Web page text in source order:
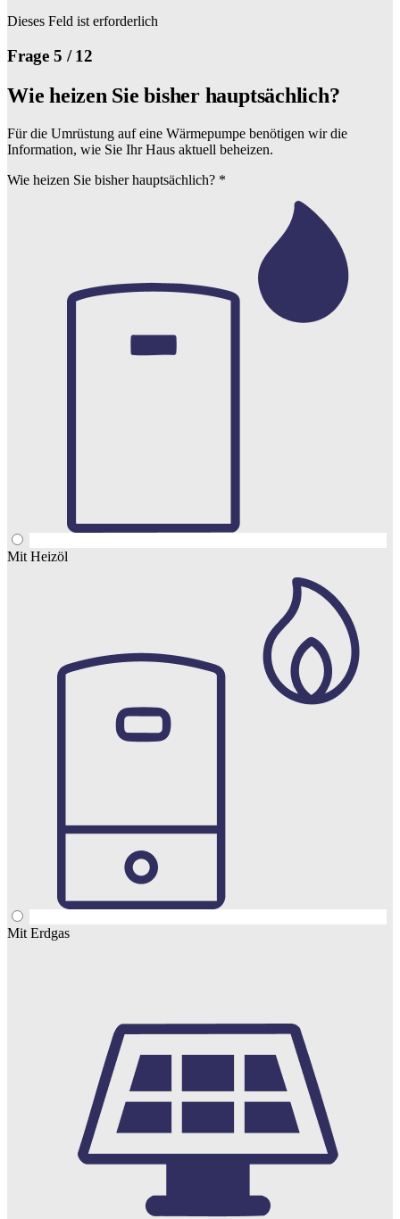
Dieses Feld ist erforderlich
Frage 5 / 12
Wie heizen Sie bisher hauptsächlich?
Für die Umrüstung auf eine Wärmepumpe benötigen wir die
Information, wie Sie Ihr Haus aktuell beheizen.
Wie heizen Sie bisher hauptsächlich? *
Mit Heizöl
Mit Erdgas